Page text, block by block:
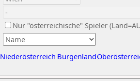
Nur "österreichische" Spieler
Niederösterreich Burgenland